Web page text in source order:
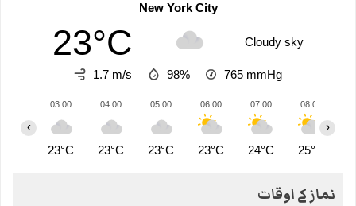
New York City
23°C Cloudy sky
1.7 m/s 98% 765 mmHg
03:00
23°C
04:00
23°C
05:00
23°C
06:00
23°C
07:00
24°C
08:00
25°C
‹ ›
نماز کے اوقات